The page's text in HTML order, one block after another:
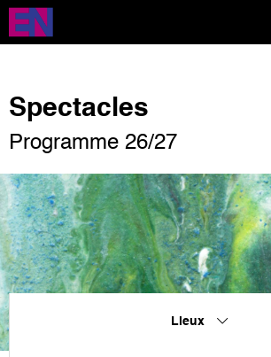
Aller
contenu
Spectacles
Programme 26/27
Lieux